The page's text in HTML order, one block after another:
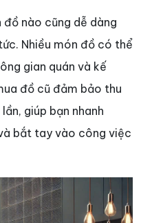
đồ nào cũng dễ dàng
Nhiều món đồ có thể
gian quán và kế
đồ cũ đảm bảo thu
giúp bạn nhanh
bắt tay vào công việc